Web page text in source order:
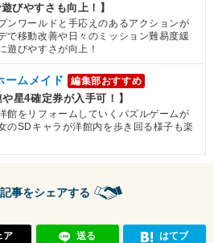
遊びやすさも向上！】
ンワールドと手応えのあるアクションが
で移動改善や日々のミッション難易度緩
遊びやすさが向上！
ームメイド 編集部おすすめ
や星4確定券が入手可！】
館をリフォームしていくパズルゲームが
のSDキャラが洋館内を歩き回る様子も楽
事をシェアする
ア 送る はてブ